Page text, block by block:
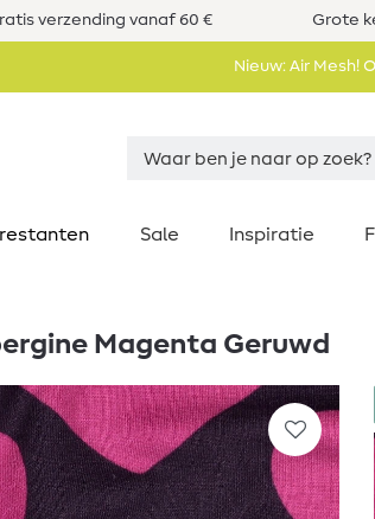
verzending vanaf 60 € Grote
Nieuw: Air Mesh!
Sale Inspiratie
Magenta Geruwd